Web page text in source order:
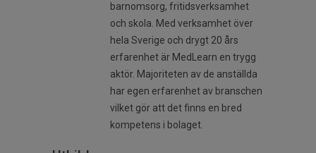
barnomsorg, fritidsverksamhet
och skola. Med verksamhet över
hela Sverige och drygt 20 års
erfarenhet är MedLearn en trygg
aktör. Majoriteten av de anställda
har egen erfarenhet av branschen
vilket gör att det finns en bred
kompetens i bolaget.